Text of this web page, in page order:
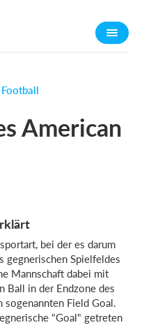
American
bei der es darum
gegnerischen Spielfeldes
Mannschaft dabei mit
Ball in der Endzone des
Field Goal.
"Goal" getreten